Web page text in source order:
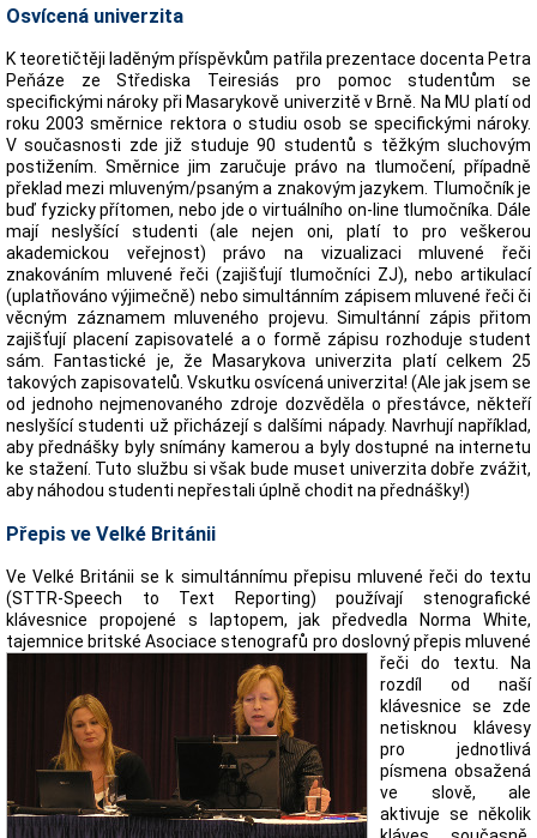
Osvícená univerzita
K teoretičtěji laděným příspěvkům patřila prezentace docenta Petra
Peňáze ze Střediska Teiresiás pro pomoc studentům se
specifickými nároky při Masarykově univerzitě v Brně. Na MU platí od
roku 2003 směrnice rektora o studiu osob se specifickými nároky.
V současnosti zde již studuje 90 studentů s těžkým sluchovým
postižením. Směrnice jim zaručuje právo na tlumočení, případně
překlad mezi mluveným/psaným a znakovým jazykem. Tlumočník je
buď fyzicky přítomen, nebo jde o virtuálního on-line tlumočníka. Dále
mají neslyšící studenti (ale nejen oni, platí to pro veškerou
akademickou veřejnost) právo na vizualizaci mluvené řeči
znakováním mluvené řeči (zajišťují tlumočníci ZJ), nebo artikulací
(uplatňováno výjimečně) nebo simultánním zápisem mluvené řeči či
věcným záznamem mluveného projevu. Simultánní zápis přitom
zajišťují placení zapisovatelé a o formě zápisu rozhoduje student
sám. Fantastické je, že Masarykova univerzita platí celkem 25
takových zapisovatelů. Vskutku osvícená univerzita! (Ale jak jsem se
od jednoho nejmenovaného zdroje dozvěděla o přestávce, někteří
neslyšící studenti už přicházejí s dalšími nápady. Navrhují například,
aby přednášky byly snímány kamerou a byly dostupné na internetu
ke stažení. Tuto službu si však bude muset univerzita dobře zvážit,
aby náhodou studenti nepřestali úplně chodit na přednášky!)
Přepis ve Velké Británii
Ve Velké Británii se k simultánnímu přepisu mluvené řeči do textu
(STTR-Speech to Text Reporting) používají stenografické
klávesnice propojené s laptopem, jak předvedla Norma White,
tajemnice britské Asociace stenografů pro doslovnýpřepis mluvené
řeči do textu. Na
rozdíl od naší
klávesnice se zde
netisknou klávesy
pro jednotlivá
písmena obsažená
ve slově, ale
aktivuje se několik